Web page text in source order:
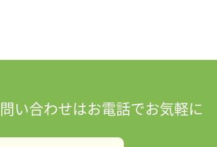
い合わせはお電話でお気軽に